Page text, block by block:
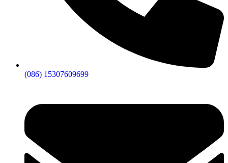
(086) 15307609699